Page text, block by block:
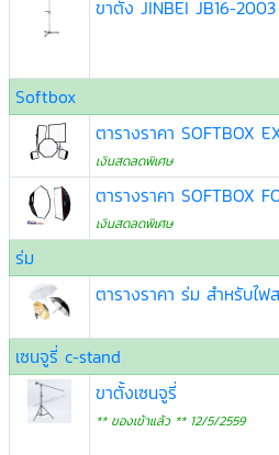
ขาตั้ง JINBEI JB16-2003
Softbox
ตารางราคา SOFTBOX
เงินสดลดพิเศษ
ตารางราคา SOFTBOX
เงินสดลดพิเศษ
ร่ม
ตารางราคา ร่ม สำหรับไฟ
เซนจูรี่ c-stand
ขาตั้งเซนจูรี่
** ของเข้าแล้ว ** 12/5/2559